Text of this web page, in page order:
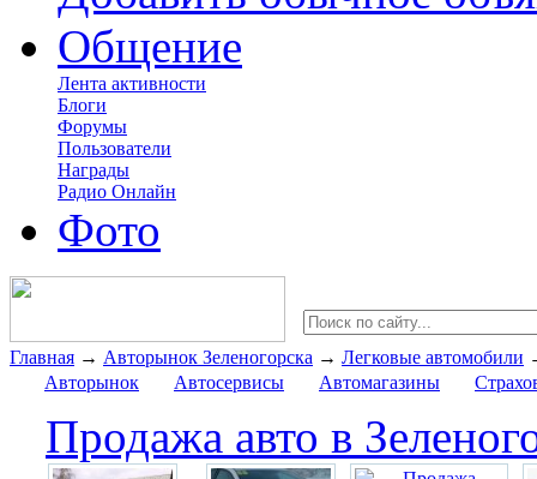
Общение
Лента активности
Блоги
Форумы
Пользователи
Награды
Радио Онлайн
Фото
Главная → Авторынок Зеленогорска → Легковые автомобили
Авторынок
Автосервисы Автомагазины
Продажа авто в